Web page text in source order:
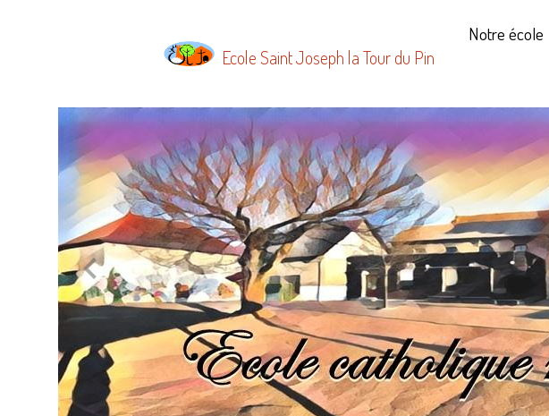
Ecole Saint Joseph la Tour du Pin
Notre école